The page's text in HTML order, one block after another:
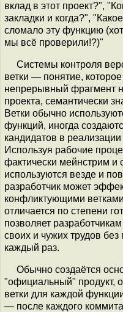
вклад в этот проект?",
закладки и когда?",
сломало эту функцию
мы всё проверили!?)"
Системы контроля
ветки — понятие,
непрерывный фрагмент
проекта, семантически
Ветки обычно
функций, иногда
кандидатов в
Используя рабочие
фактически мейнстрим и
используются везде и
разработчик может
конфликтующими
отличается по степени
позволяет
своих и чужих трудов
каждый раз.
Обычно создаётся
"официальный" продукт,
ветки для каждой
— после каждого